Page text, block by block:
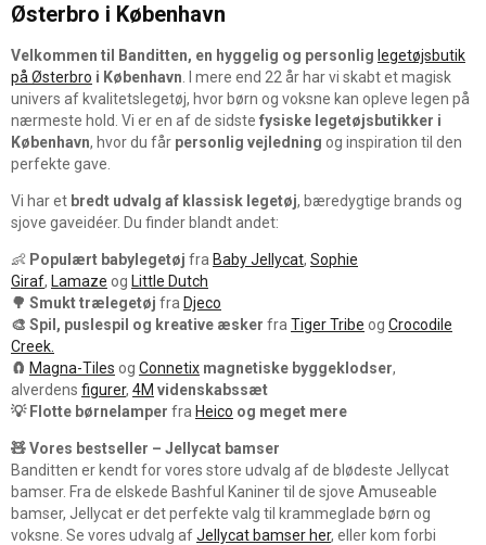
Østerbro i København
Velkommen til Banditten, en hyggelig og personlig legetøjsbutik
på Østerbro i København . I mere end 22 år har vi skabt et magisk
univers af kvalitetslegetøj, hvor børn og voksne kan opleve legen på
nærmeste hold. Vi er en af de sidste fysiske legetøjsbutikker i
København, hvor du får personlig vejledning og inspiration til den
perfekte gave.
Vi har et bredt udvalg af klassisk legetøj, bæredygtige brands og
sjove gaveidéer. Du finder blandt andet:
👶 Populært babylegetøj fra Baby Jellycat, Sophie
Giraf, Lamaze og Little Dutch
🌳 Smukt trælegetøj fra Djeco
🎨 Spil, puslespil og kreative æsker fra Tiger Tribe og Crocodile
Creek.
🧲 Magna-Tiles og Connetix magnetiske byggeklodser,
alverdens figurer, 4M videnskabssæt
💡Flotte børnelamper fra Heico og meget mere
🧸 Vores bestseller – Jellycat bamser
Banditten er kendt for vores store udvalg af de blødeste Jellycat
bamser. Fra de elskede Bashful Kaniner til de sjove Amuseable
bamser, Jellycat er det perfekte valg til krammeglade børn og
voksne. Se vores udvalg afJellycat bamser her, eller kom forbi